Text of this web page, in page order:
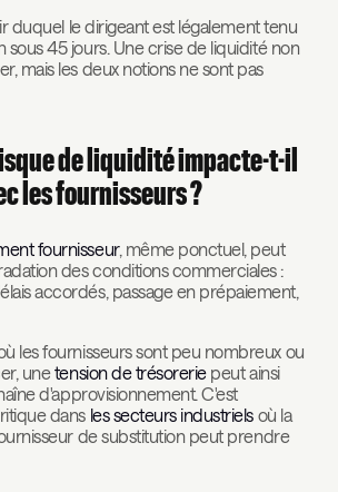
duquel le dirigeant est légalement tenu
sous 45 jours. Une crise de liquidité non
mais les deux notions ne sont pas
de liquidité impacte-t-il
les fournisseurs ?
fournisseur, même ponctuel, peut
des conditions commerciales :
accordés, passage en prépaiement,
les fournisseurs sont peu nombreux ou
unetension de trésoreriepeut ainsi
d'approvisionnement. C'est
dans les secteurs industriels où la
de substitution peut prendre